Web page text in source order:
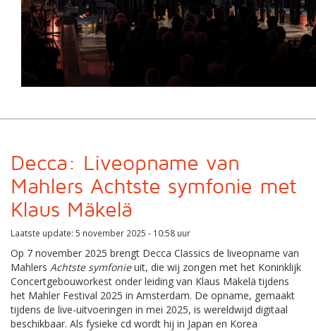
Decca: Liveopname van
Mahlers Achtste symfonie met
Klaus Mäkelä
Laatste update: 5 november 2025 - 10:58 uur
Op 7 november 2025 brengt Decca Classics de liveopname van
Mahlers Achtste symfonieuit, die wij zongen met het Koninklijk
Concertgebouworkest onder leiding van Klaus Mäkelä tijdens
het Mahler Festival 2025 in Amsterdam. De opname, gemaakt
tijdens de live-uitvoeringen in mei 2025, is wereldwijd digitaal
beschikbaar. Als fysieke cd wordt hij in Japan en Korea